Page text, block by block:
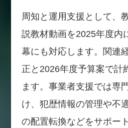
周知と運用支援として、
説教材動画を2025年度内
幕にも対応します。関連
正と2026年度予算案で計
ます。事業者支援では専
け、犯歴情報の管理や不
の配置転換などをサポー